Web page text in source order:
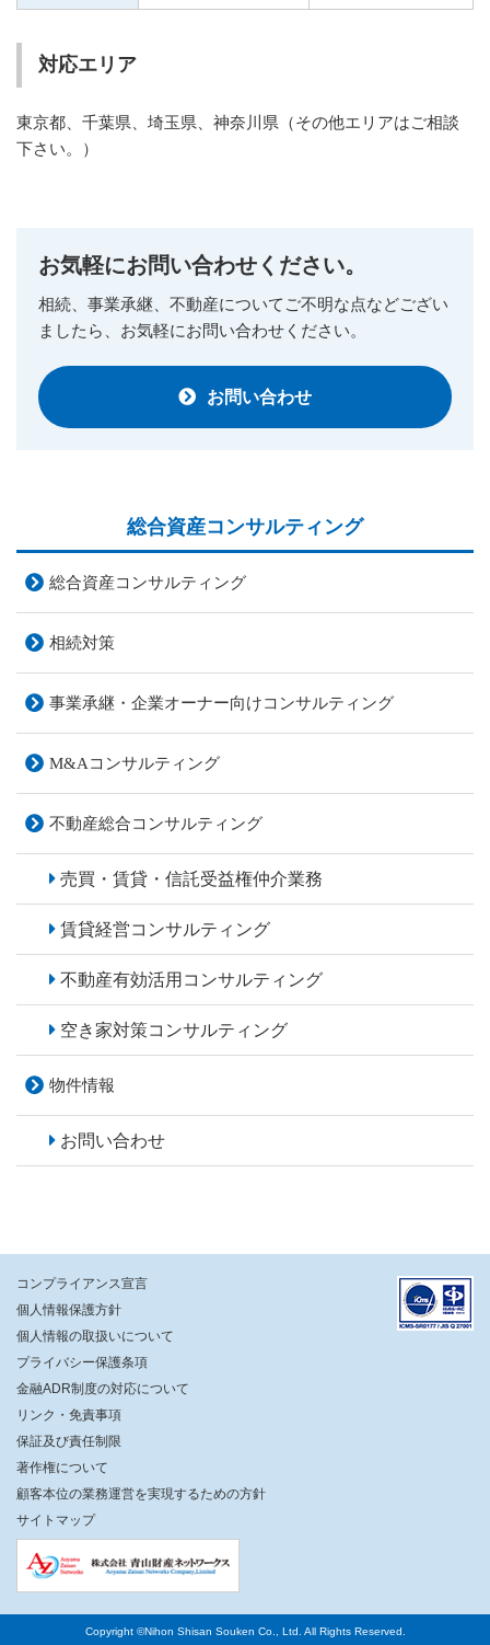
対応エリア
東京都、千葉県、埼玉県、神奈川県（その他エリアはご相談
下さい。）
お気軽にお問い合わせください。
相続、事業承継、不動産についてご不明な点などござい
ましたら、お気軽にお問い合わせください。
お問い合わせ
総合資産コンサルティング
総合資産コンサルティング
相続対策
事業承継・企業オーナー向けコンサルティング
M&Aコンサルティング
不動産総合コンサルティング
売買・賃貸・ 信託受益権仲介業務
賃貸経営コンサルティング
不動産有効活用 コンサルティング
空き家対策コンサルティング
物件情報
お問い合わせ
コンプライアンス宣言
個人情報保護方針
個人情報の取扱いについて
プライバシー保護条項
金融ADR制度の対応について
リンク・免責事項
保証及び責任制限
著作権について
顧客本位の業務運営を実現するための方針
サイトマップ
Copyright ©Nihon Shisan Souken Co., Ltd. All Rights Reserved.